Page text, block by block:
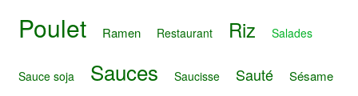
Poulet Ramen Restaurant Riz Salades
Sauce soja Sauces Saucisse Sauté Sésame